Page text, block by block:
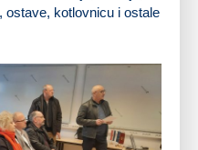
kotlovnicu i ostale